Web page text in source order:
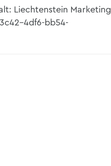
Liechtenstein Marketing
4df6-bb54-